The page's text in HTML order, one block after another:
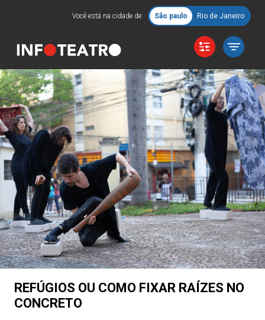
Você está na cidade de: São paulo Rio de Janeiro
REFÚGIOS OU COMO FIXAR RAÍZES NO
CONCRETO